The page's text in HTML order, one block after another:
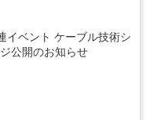
イベント ケーブル技術シ
公開のお知らせ